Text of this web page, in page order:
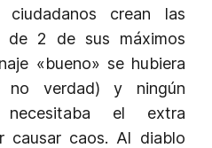
crean las
de 2 de sus máximos
«bueno» se hubiera
verdad) y ningún
necesitaba el extra
causar caos. Al diablo